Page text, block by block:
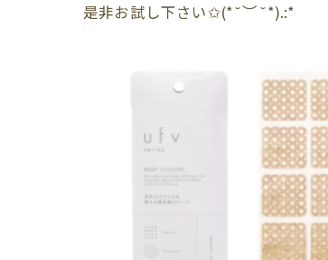
是非お試し下さい✩(*˘︶˘*).:*